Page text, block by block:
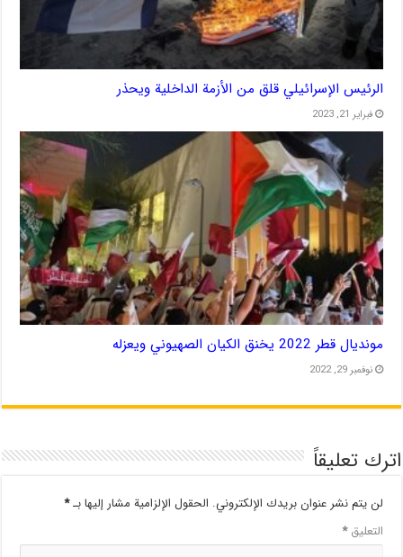
الرئيس الإسرائيلي قلق من الأزمة الداخلية ويحذر
فبراير 21, 2023
مونديال قطر 2022 يخنق الكيان الصهيوني ويعزله
نوفمبر 29, 2022
اترك تعليقاً
لن يتم نشر عنوان بريدك الإلكتروني. الحقول الإلزامية مشار إليها بـ*
التعليق*